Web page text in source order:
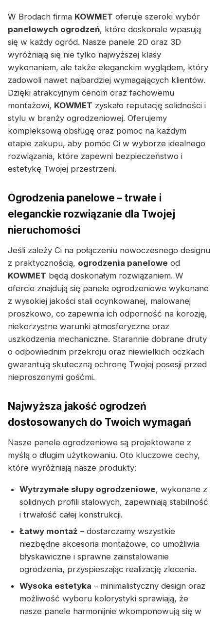
W Brodach firma KOWMET oferuje szeroki wybór
panelowych ogrodzeń, które doskonale wpasują
się w każdy ogród. Nasze panele 2D oraz 3D
wyróżniają się nie tylko najwyższej klasy
wykonaniem, ale także eleganckim wyglądem, który
zadowoli nawet najbardziej wymagających klientów.
Dzięki atrakcyjnym cenom oraz fachowemu
montażowi, KOWMET zyskało reputację solidności i
stylu w branży ogrodzeniowej. Oferujemy
kompleksową obsługę oraz pomoc na każdym
etapie zakupu, aby pomóc Ci w wyborze idealnego
rozwiązania, które zapewni bezpieczeństwo i
estetykę Twojej przestrzeni.
Ogrodzenia panelowe – trwałe i
eleganckie rozwiązanie dla Twojej
nieruchomości
Jeśli zależy Ci na połączeniu nowoczesnego designu
z praktycznością, ogrodzenia panelowe od
KOWMET będą doskonałym rozwiązaniem. W
ofercie znajdują się panele ogrodzeniowe wykonane
z wysokiej jakości stali ocynkowanej, malowanej
proszkowo, co zapewnia ich odporność na korozję,
niekorzystne warunki atmosferyczne oraz
uszkodzenia mechaniczne. Starannie dobrane druty
o odpowiednim przekroju oraz niewielkich oczkach
gwarantują skuteczną ochronę Twojej posesji przed
nieproszonymi gośćmi.
Najwyższa jakość ogrodzeń
dostosowanych do Twoich wymagań
Nasze panele ogrodzeniowe są projektowane z
myślą o długim użytkowaniu. Oto kluczowe cechy,
które wyróżniają nasze produkty:
Wytrzymałe słupy ogrodzeniowe, wykonane z
solidnych profili stalowych, zapewniają stabilność
i trwałość całej konstrukcji.
Łatwy montaż – dostarczamy wszystkie
niezbędne akcesoria montażowe, co umożliwia
błyskawiczne i sprawne zainstalowanie
ogrodzenia, przyspieszając realizację zlecenia.
Wysoka estetyka – minimalistyczny design oraz
możliwość wyboru kolorystyki sprawiają, że
nasze panele harmonijnie wkomponowują się w